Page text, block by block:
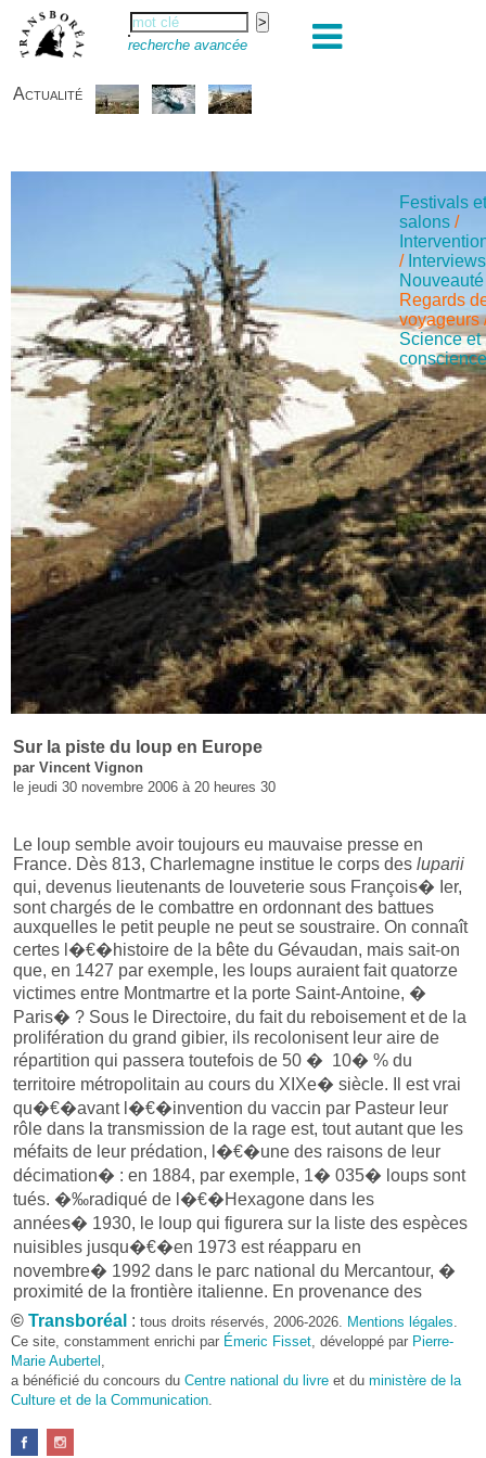
recherche avancée
Actualité
Festivals
salons /
/ Interviews
Nouveauté
Regards
voyageurs
Science et
Sur la piste du loup en Europe
par Vincent Vignon
le jeudi 30 novembre 2006 à 20 heures 30
Le loup semble avoir toujours eu mauvaise presse en
France. Dès 813, Charlemagne institue le corps des luparii
qui, devenus lieutenants de louveterie sous François� Ier,
sont chargés de le combattre en ordonnant des battues
auxquelles le petit peuple ne peut se soustraire. On connaît
certes l�€�histoire de la bête du Gévaudan, mais sait-on
que, en 1427 par exemple, les loups auraient fait quatorze
victimes entre Montmartre et la porte Saint-Antoine, �
Paris� ? Sous le Directoire, du fait du reboisement et de la
prolifération du grand gibier, ils recolonisent leur aire de
répartition qui passera toutefois de 50 � 10� % du
territoire métropolitain au cours du XIXe� siècle. Il est vrai
qu�€�avant l�€�invention du vaccin par Pasteur leur
rôle dans la transmission de la rage est, tout autant que les
méfaits de leur prédation, l�€�une des raisons de leur
décimation� : en 1884, par exemple, 1� 035� loups sont
tués. �‰radiqué de l�€�Hexagone dans les
années� 1930, le loup qui figurera sur la liste des espèces
nuisibles jusqu�€�en 1973 est réapparu en
novembre� 1992 dans le parc national du Mercantour, �
proximité de la frontière italienne. En provenance des
Abruzzes, il n�€�a cessé depuis lors de s�€�étendre
� travers l�€�arc alpin jusqu�€�au Valais et au Tyrol
autrichien, au point qu�€�on en dénombrerait 200
aujourd�€�hui dans notre pays.
Ce retour du loup, favorisé notamment par le
développement des ongulés de montagne et par la déprise
agricole, n�€�est pas propre � la France. Si les
© Transboréal : tous droits réservés, 2006-2026. Mentions légales.
Ce site, constamment enrichi par Émeric Fisset, développé par Pierre-
Marie Aubertel ,
a bénéficié du concours du Centre national du livre et du ministère de la
Culture et de la Communication.